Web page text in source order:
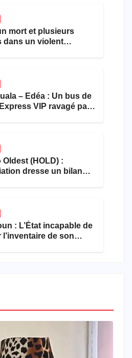
mort et plusieurs
dans un violent
– Edéa : Un bus de
VIP ravagé par
Oldest (HOLD) :
dresse un bilan
: L’État incapable de
l’inventaire de son